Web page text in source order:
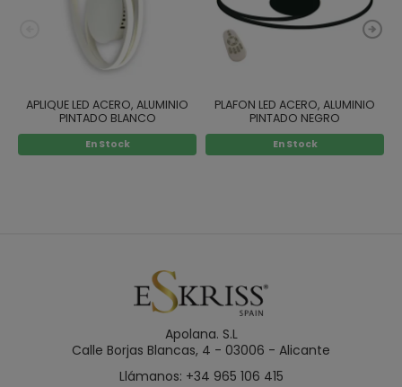
APLIQUE LED ACERO, ALUMINIO
PINTADO BLANCO
En Stock
PLAFON LED ACERO, ALUMINIO
PINTADO NEGRO
En Stock
Apolana. S.L
Calle Borjas Blancas, 4 - 03006 - Alicante
Llámanos: +34 965 106 415